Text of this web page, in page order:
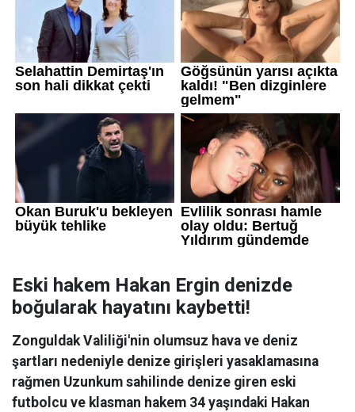
Eski hakem Hakan Ergin denizde
boğularak hayatını kaybetti!
Zonguldak Valiliği'nin olumsuz hava ve deniz
şartları nedeniyle denize girişleri yasaklamasına
rağmen Uzunkum sahilinde denize giren eski
futbolcu ve klasman hakem 34 yaşındaki Hakan